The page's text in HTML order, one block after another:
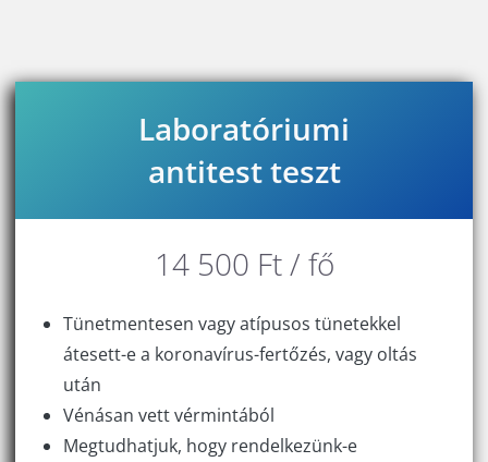
Laboratóriumi
antitest teszt
14 500 Ft / fő
Tünetmentesen vagy atípusos tünetekkel
átesett-e a koronavírus-fertőzés, vagy oltás
után
Vénásan vett vérmintából
Megtudhatjuk, hogy rendelkezünk-e